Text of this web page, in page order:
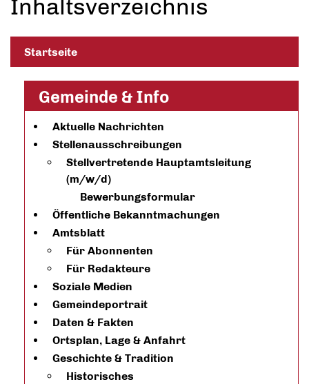
Inhaltsverzeichnis
Startseite
Gemeinde & Info
Aktuelle Nachrichten
Stellenausschreibungen
Stellvertretende Hauptamtsleitung
(m/w/d)
Bewerbungsformular
Öffentliche Bekanntmachungen
Amtsblatt
Für Abonnenten
Für Redakteure
Soziale Medien
Gemeindeportrait
Daten & Fakten
Ortsplan, Lage & Anfahrt
Geschichte & Tradition
Historisches